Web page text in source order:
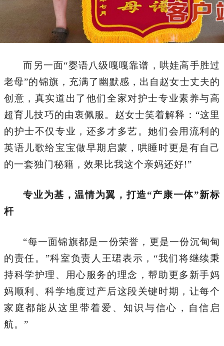
而另一面“婴语八级嘎嘎靠谱，哄娃高手胜过
老母”的锦旗，充满了幽默感，出自赵女士丈夫的
创意，真实道出了他们全家对护士专业素养与高
超育儿技巧的由衷佩服。赵女士笑着解释：“这里
的护士不仅专业，还多才多艺。她们会用流利的
英语儿歌给宝宝做早期启蒙，哄睡时更是有自己
的一套独门秘籍，效果比我这个亲妈还好!”
专业为基，温情为翼，打造“产康一体”新标
杆
“每一面锦旗都是一份荣誉，更是一份沉甸甸
的责任。”科室负责人王珺表示，“我们将继续秉
持科学护理、用心服务的理念，帮助更多新手妈
妈顺利、科学地度过产后这段关键时期，让每个
家庭都能从这里带着爱、知识与信心，自信启
航。”